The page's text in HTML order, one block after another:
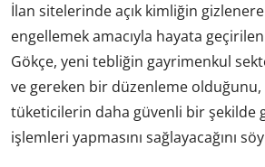
İlan sitelerinde açık kimliğin
engellemek amacıyla hayata
Gökçe, yeni tebliğin gayrimenkul
ve gereken bir düzenleme olduğunu,
tüketicilerin daha güvenli bir şekilde
işlemleri yapmasını sağlayacağını